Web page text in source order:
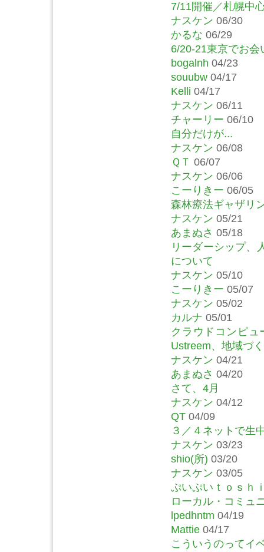
7/11開催／札幌中
ナスケン 06/30
かるな 06/29
6/20-21東京でお
bogalnh 04/23
souubw 04/17
Kelli 04/17
ナスケン 06/11
チャーリー 06/10
自分だけが...
ナスケン 06/08
ＱＴ 06/07
ナスケン 06/06
こーりきー 06/05
森林療法ギャザリ
ナスケン 05/21
あまぬさ 05/18
リーダーシップ、
について
ナスケン 05/10
こーりきー 05/07
ナスケン 05/02
カルナ 05/01
クラウドコンピュ
Ustreem、地域づ
ナスケン 04/21
あまぬさ 04/20
さて、4月
ナスケン 04/12
QT 04/09
３／４ネットで生
ナスケン 03/23
shio(所) 03/20
ナスケン 03/05
ぷいぷいｔｏｓｈ
ローカル・コミュ
lpedhntm 04/19
Mattie 04/17
こういうのってイ